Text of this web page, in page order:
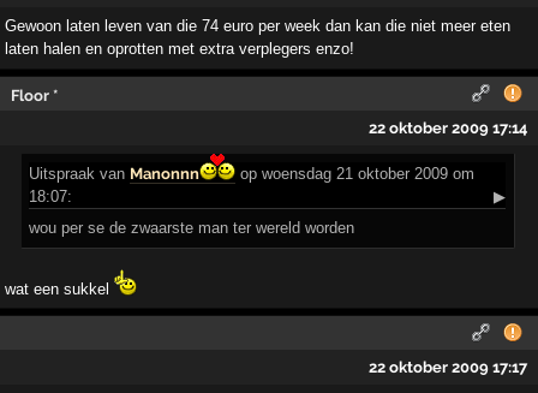
Gewoon laten leven van die 74 euro per week dan kan die niet meer eten
laten halen en oprotten met extra verplegers enzo!
Floor *
22 oktober 2009 17:14
Uitspraak van Manonnn
op woensdag 21 oktober 2009 om
18:07:
▶
wou per se de zwaarste man ter wereld worden
wat een sukkel
22 oktober 2009 17:17